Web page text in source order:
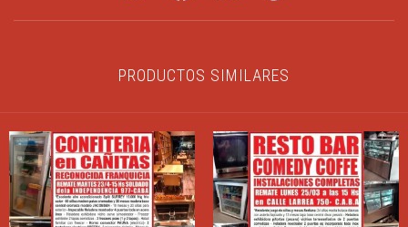
PRODUCTOS SIMILARES